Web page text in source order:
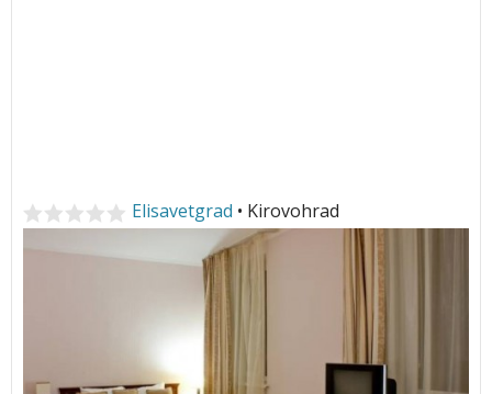
Elisavetgrad • Kirovohrad